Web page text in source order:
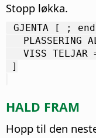
Stopp løkka.
GJENTA [ ;
PLASSERING
VISS TELJAR
]
HALD FRAM
Hopp til den